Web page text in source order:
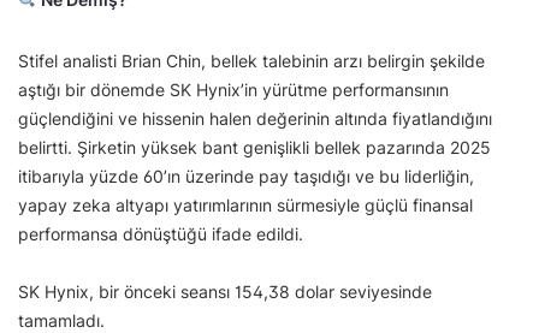
Stifel analisti Brian Chin, bellek talebinin arzı belirgin şekilde
aştığı bir dönemde SK Hynix’in yürütme performansının
güçlendiğini ve hissenin halen değerinin altında fiyatlandığını
belirtti. Şirketin yüksek bant genişlikli bellek pazarında 2025
itibarıyla yüzde 60’ın üzerinde pay taşıdığı ve bu liderliğin,
yapay zeka altyapı yatırımlarının sürmesiyle güçlü finansal
performansa dönüştüğü ifade edildi.
SK Hynix, bir önceki seansı 154,38 dolar seviyesinde
tamamladı.